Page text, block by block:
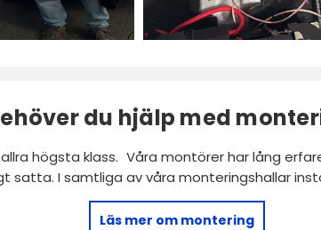
du hjälp med
högsta klass. Våra montörer har lång
I samtliga av våra monteringshallar
Läs mer om montering